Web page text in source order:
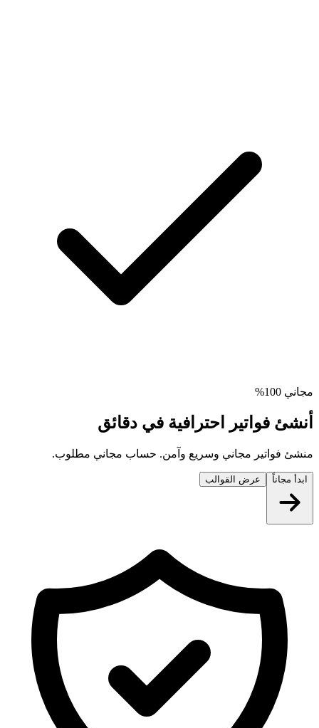
مجاني 100%
أنشئ فواتير احترافية في دقائق
منشئ فواتير مجاني وسريع وآمن. حساب مجاني مطلوب.
ابدأ مجاناً عرض القوالب